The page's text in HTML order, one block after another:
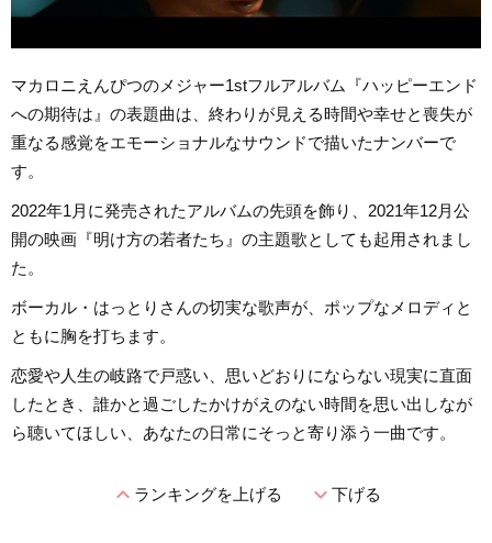
マカロニえんぴつのメジャー1stフルアルバム『ハッピーエンド
への期待は』の表題曲は、終わりが見える時間や幸せと喪失が
重なる感覚をエモーショナルなサウンドで描いたナンバーで
す。
2022年1月に発売されたアルバムの先頭を飾り、2021年12月公
開の映画『明け方の若者たち』の主題歌としても起用されまし
た。
ボーカル・はっとりさんの切実な歌声が、ポップなメロディと
ともに胸を打ちます。
恋愛や人生の岐路で戸惑い、思いどおりにならない現実に直面
したとき、誰かと過ごしたかけがえのない時間を思い出しなが
ら聴いてほしい、あなたの日常にそっと寄り添う一曲です。
expand_lessランキングを上げる expand_more下げる